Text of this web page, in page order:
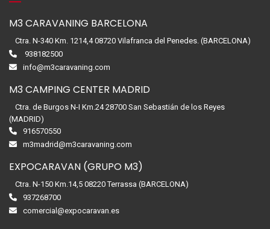
M3 CARAVANING BARCELONA
Ctra. N-340 Km. 1214,4 08720 Vilafranca del Penedes. (BARCELONA)
938182500
info@m3caravaning.com
M3 CAMPING CENTER MADRID
Ctra. de Burgos N-I Km.24 28700 San Sebastián de los Reyes
(MADRID)
916570550
m3madrid@m3caravaning.com
EXPOCARAVAN (GRUPO M3)
Ctra. N-150 Km.14,5 08220 Terrassa (BARCELONA)
937268700
comercial@expocaravan.es